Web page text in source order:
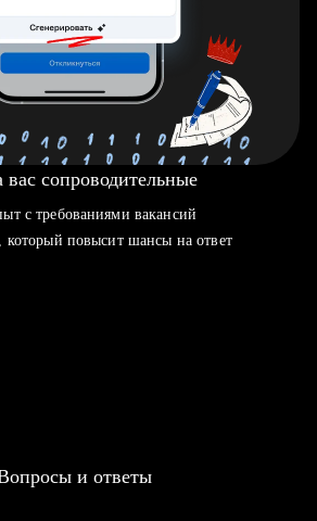
сопроводительные
с требованиями вакансий
который повысит шансы на ответ
и ответы